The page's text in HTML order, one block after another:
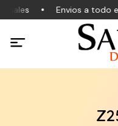
Envios a todo